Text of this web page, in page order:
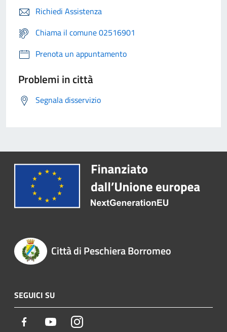
Richiedi Assistenza
Chiama il comune 02516901
Prenota un appuntamento
Problemi in città
Segnala disservizio
Città di Peschiera Borromeo
SEGUICI SU
Facebook YoutubeInstagram